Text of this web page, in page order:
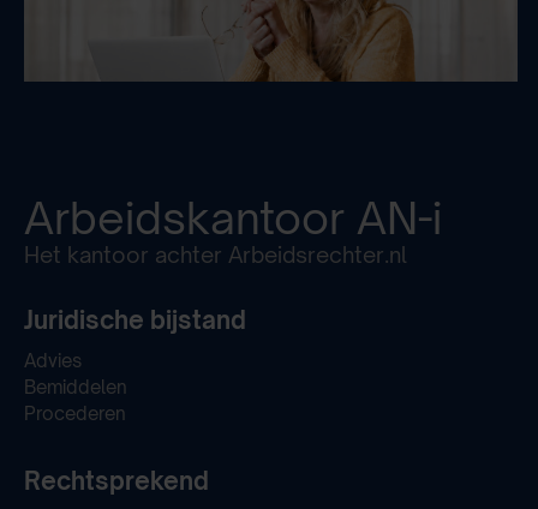
Arbeidskantoor AN-i
Het kantoor achter Arbeidsrechter.nl
Juridische bijstand
Advies
Bemiddelen
Procederen
Rechtsprekend